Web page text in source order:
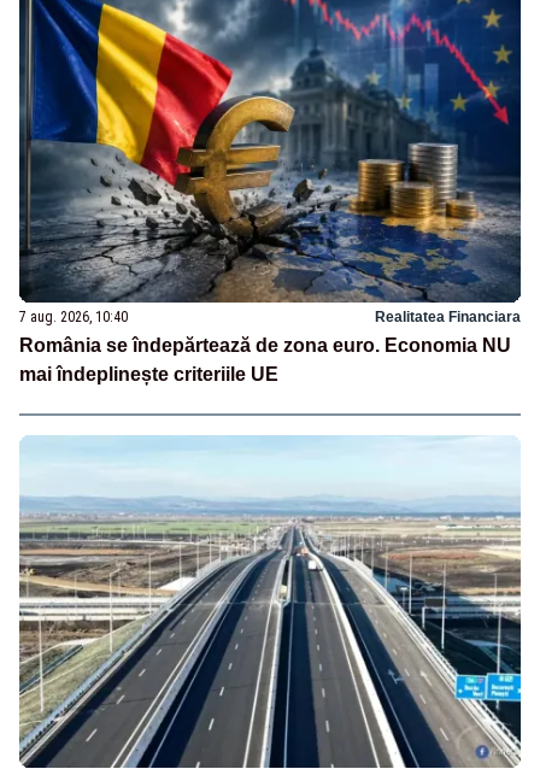
7 aug. 2026, 10:40 Realitatea Financiara
România se îndepărtează de zona euro. Economia NU
mai îndeplinește criteriile UE